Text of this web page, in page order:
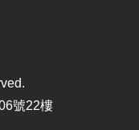
號22樓